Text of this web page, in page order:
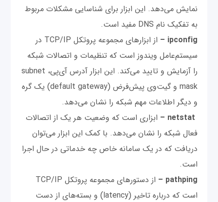
نمایش می‌دهد. این ابزار برای شناسایی مشکلات مربوط
به تفکیک نام DNS مفید است.
ipconfig –
از ابزارهای مجموعه پروتکل TCP/IP در
سیستم‌عامل ویندوز است که تنظیمات و اتصالات شبکه
را آزمایش و تایید می‌کند. این ابزار آدرس آی‌پی، subnet
mask و گیت‌وی پیش‌فرض (default gateway) یک گره‌
و دیگر اطلاعات مهم شبکه را نشان می‌دهد.
netstat –
ابزاری است که وضعیت هر یک از اتصالات
فعال شبکه را نشان می‌دهد. با کمک این ابزار می‌توان
دریافت که در یک سامانه خاص چه خدماتی در حال اجرا
است.
pathping –
از دستورهای مجموعه پروتکل TCP/IP
است که درباره تاخیر (latency) و بسته‌های از دست